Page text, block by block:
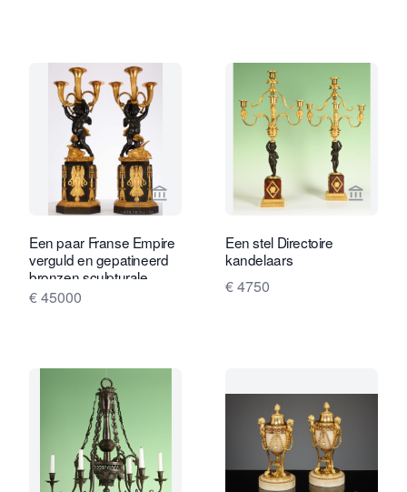
Bekijk verkoperspagina van Gude &
Een paar Franse Empire
verguld en gepatineerd
bronzen sculpturale
kandelaars, circa 1800
€ 45000
Bekijk
Een stel Directoire
kandelaars
€ 4750